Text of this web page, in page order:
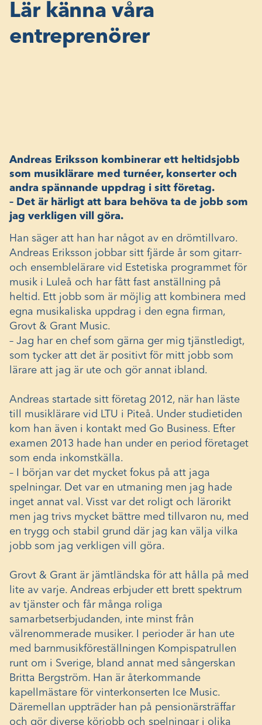
Lär känna våra
entreprenörer
Andreas Eriksson kombinerar ett heltidsjobb
som musiklärare med turnéer, konserter och
andra spännande uppdrag i sitt företag.
– Det är härligt att bara behöva ta de jobb som
jag verkligen vill göra.
Han säger att han har något av en drömtillvaro.
Andreas Eriksson jobbar sitt fjärde år som gitarr-
och ensemblelärare vid Estetiska programmet för
musik i Luleå och har fått fast anställning på
heltid. Ett jobb som är möjlig att kombinera med
egna musikaliska uppdrag i den egna firman,
Grovt & Grant Music.
– Jag har en chef som gärna ger mig tjänstledigt,
som tycker att det är positivt för mitt jobb som
lärare att jag är ute och gör annat ibland.
Andreas startade sitt företag 2012, när han läste
till musiklärare vid LTU i Piteå. Under studietiden
kom han även i kontakt med Go Business. Efter
examen 2013 hade han under en period företaget
som enda inkomstkälla.
– I början var det mycket fokus på att jaga
spelningar. Det var en utmaning men jag hade
inget annat val. Visst var det roligt och lärorikt
men jag trivs mycket bättre med tillvaron nu, med
en trygg och stabil grund där jag kan välja vilka
jobb som jag verkligen vill göra.
Grovt & Grant är jämtländska för att hålla på med
lite av varje. Andreas erbjuder ett brett spektrum
av tjänster och får många roliga
samarbetserbjudanden, inte minst från
välrenommerade musiker. I perioder är han ute
med barnmusikföreställningen Kompispatrullen
runt om i Sverige, bland annat med sångerskan
Britta Bergström. Han är återkommande
kapellmästare för vinterkonserten Ice Music.
Däremellan uppträder han på pensionärsträffar
och gör diverse körjobb och spelningar i olika